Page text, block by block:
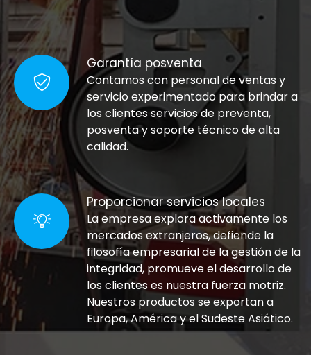
Garantía posventa
Contamos con personal de ventas y
servicio experimentado para brindar a
los clientes servicios de preventa,
posventa y soporte técnico de alta
calidad.
Proporcionar servicios locales
La empresa explora activamente los
mercados extranjeros, defiende la
filosofía empresarial de la gestión de la
integridad, promueve el desarrollo de
los clientes es nuestra fuerza motriz.
Nuestros productos se exportan a
Europa, América y el Sudeste Asiático.